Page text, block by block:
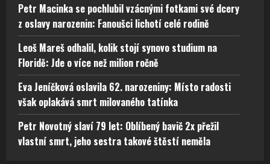
Petr Macinka se pochlubil vzácnými fotkami své dcery
z oslavy narozenin: Fanoušci lichotí celé rodině
Leoš Mareš odhalil, kolik stojí synovo studium na
Floridě: Jde o více než milion ročně
Eva Jeníčková oslavila 62. narozeniny: Místo radosti
však oplakává smrt milovaného tatínka
Petr Novotný slaví 79 let: Oblíbený bavič 2x přežil
vlastní smrt, jeho sestra takové štěstí neměla